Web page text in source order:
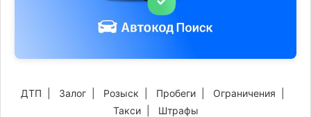
ДТП Залог Розыск Пробеги Ограничения
Такси| Штрафы